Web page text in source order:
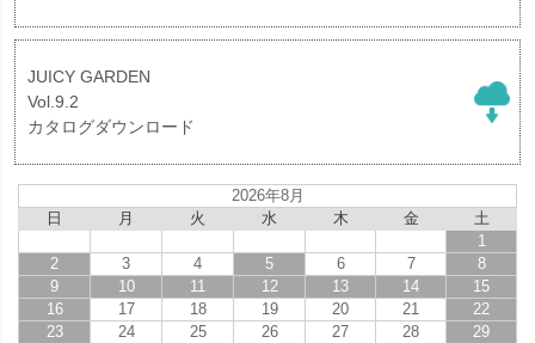
JUICY GARDEN
Vol.9.2
カタログダウンロード
2026年8月
日
月 火 水 木 金
土
1
2
3 4 5 6 7
8
9
10 11 12 13 14
15
16
17 18 19 20 21
22
23
24 25 26 27 28
29